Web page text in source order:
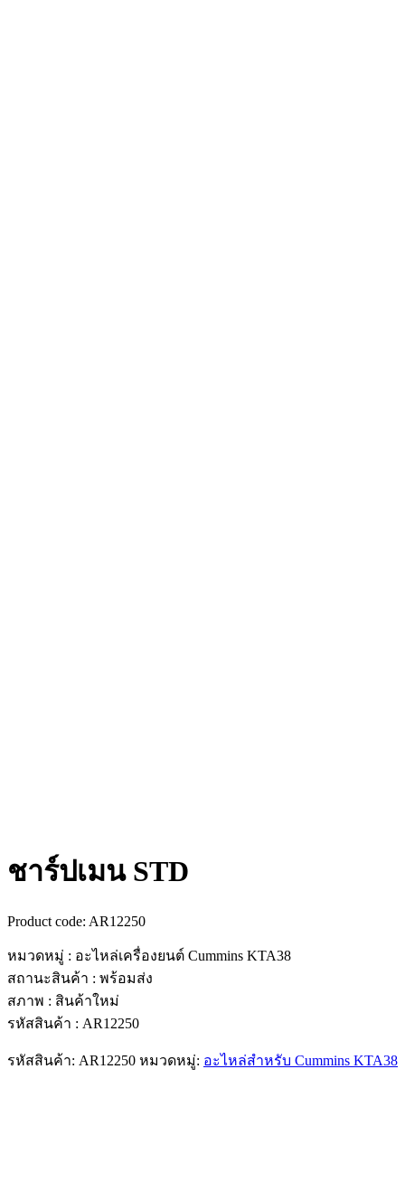
ชาร์ปเมน STD
Product code: AR12250
หมวดหมู่ : อะไหล่เครื่องยนต์ Cummins KTA38
สถานะสินค้า : พร้อมส่ง
สภาพ : สินค้าใหม่
รหัสสินค้า : AR12250
รหัสสินค้า: AR12250 หมวดหมู่: อะไหล่สำหรับ Cummins KTA38